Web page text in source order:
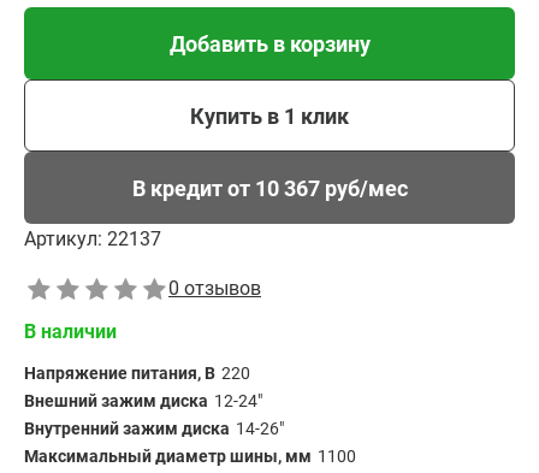
Добавить в корзину
Купить в 1 клик
В кредит от 10 367 руб/мес
Артикул: 22137
0 отзывов
В наличии
Напряжение питания, В 220
Внешний зажим диска 12-24"
Внутренний зажим диска 14-26"
Максимальный диаметр шины, мм 1100